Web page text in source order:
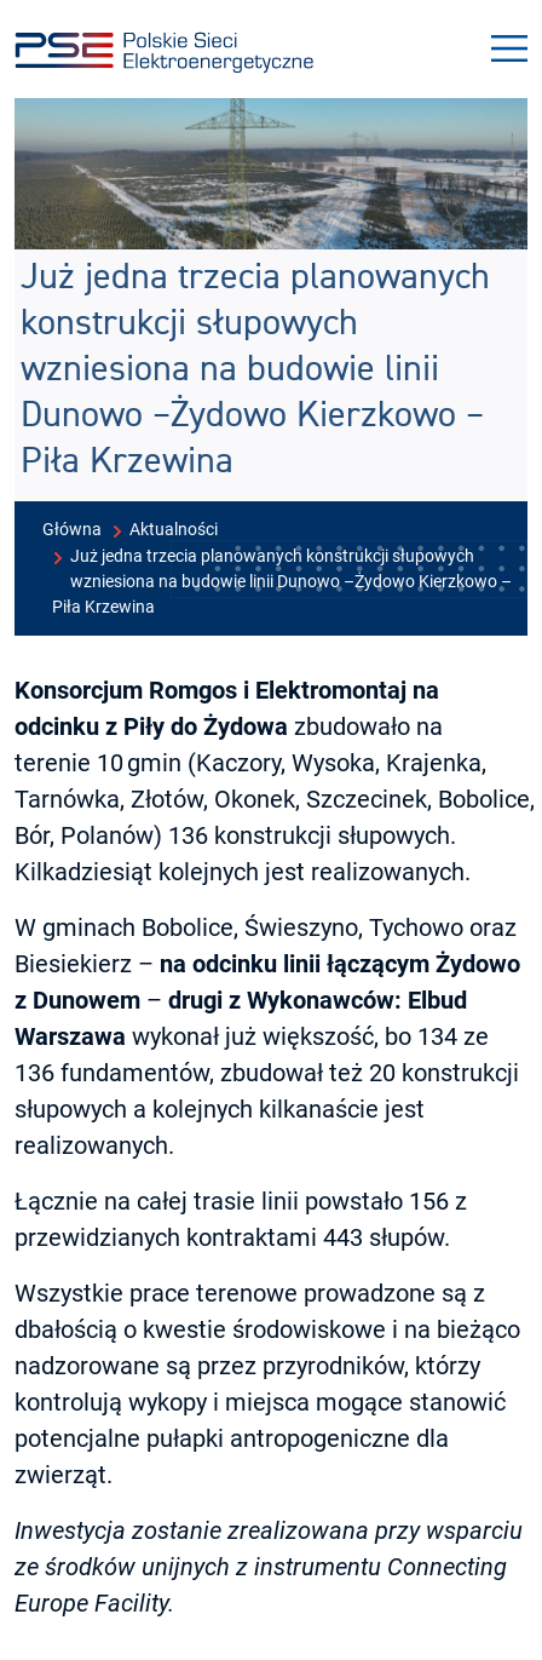
do
menu
do
treści
Już jedna trzecia planowanych
konstrukcji słupowych
wzniesiona na budowie linii
Dunowo –Żydowo Kierzkowo –
Piła Krzewina
Główna
Aktualności
Już jedna trzecia planowanych konstrukcji słupowych
wzniesiona na budowie linii Dunowo –Żydowo Kierzkowo –
Piła Krzewina
Konsorcjum Romgos i Elektromontaj na
odcinku z Piły do Żydowa zbudowało na
terenie 10 gmin (Kaczory, Wysoka, Krajenka,
Tarnówka, Złotów, Okonek, Szczecinek, Bobolice,
Bór, Polanów) 136 konstrukcji słupowych.
Kilkadziesiąt kolejnych jest realizowanych.
W gminach Bobolice, Świeszyno, Tychowo oraz
Biesiekierz – na odcinku linii łączącym Żydowo
z Dunowem – drugi z Wykonawców: Elbud
Warszawa wykonał już większość, bo 134 ze
136 fundamentów, zbudował też 20 konstrukcji
słupowych a kolejnych kilkanaście jest
realizowanych.
Łącznie na całej trasie linii powstało 156 z
przewidzianych kontraktami 443 słupów.
Wszystkie prace terenowe prowadzone są z
dbałością o kwestie środowiskowe i na bieżąco
nadzorowane są przez przyrodników, którzy
kontrolują wykopy i miejsca mogące stanowić
potencjalne pułapki antropogeniczne dla
zwierząt.
Inwestycja zostanie zrealizowana przy wsparciu
ze środków unijnych z instrumentu Connecting
Europe Facility.